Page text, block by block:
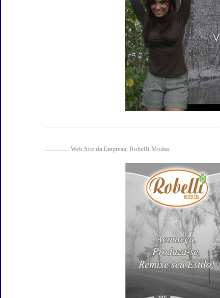
................. Web Site da Empresa: Robelli Modas